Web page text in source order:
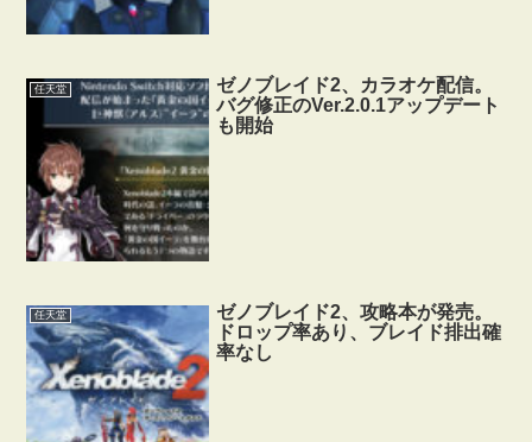
任天堂
ゼノブレイド2、カラオケ配信。
バグ修正のVer.2.0.1アップデート
も開始
任天堂
ゼノブレイド2、攻略本が発売。
ドロップ率あり、ブレイド排出確
率なし